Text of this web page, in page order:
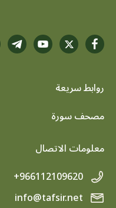
روابط سريعة
footer menu
مصحف سورة
معلومات الاتصال
+966112109620